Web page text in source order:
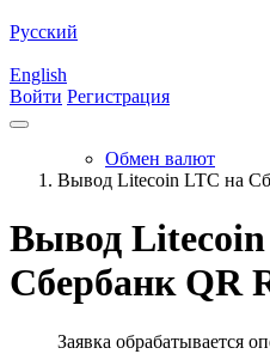
Русский
English
Войти Регистрация
Обмен валют
Вывод Litecoin LTC на
Вывод
Сбербанк QR
Заявка обрабатывается